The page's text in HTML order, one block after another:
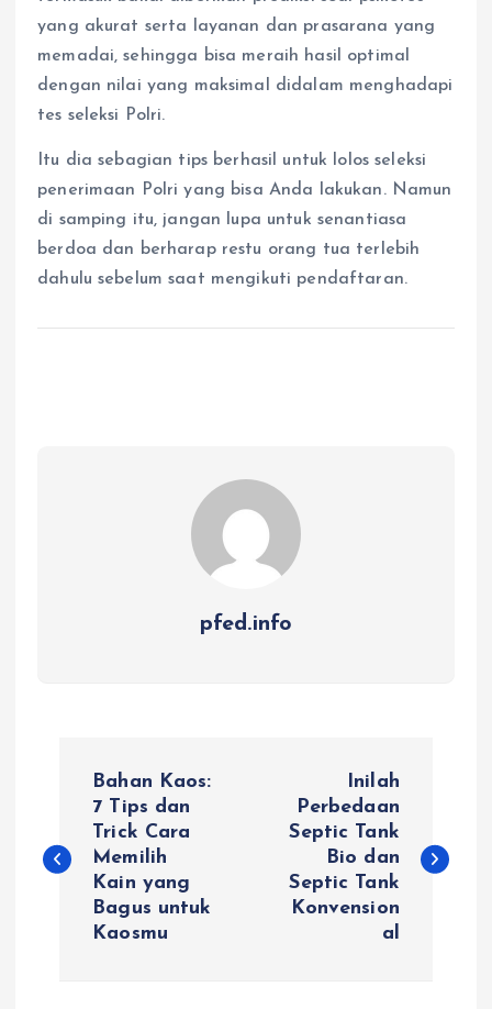
yang akurat serta layanan dan prasarana yang
memadai, sehingga bisa meraih hasil optimal
dengan nilai yang maksimal didalam menghadapi
tes seleksi Polri.
Itu dia sebagian tips berhasil untuk lolos seleksi
penerimaan Polri yang bisa Anda lakukan. Namun
di samping itu, jangan lupa untuk senantiasa
berdoa dan berharap restu orang tua terlebih
dahulu sebelum saat mengikuti pendaftaran.
pfed.info
s
Bahan Kaos:
7 Tips dan
Trick Cara
Memilih
Kain yang
Bagus untuk
Kaosmu
Inilah
Perbedaan
Septic Tank
Bio dan
Septic Tank
Konvension
al